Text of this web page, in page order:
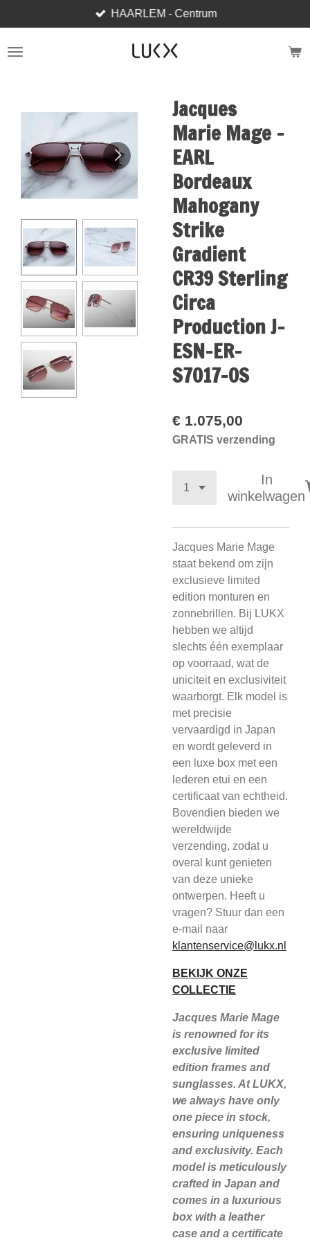
direct
naar
HAARLEM - Centrum
Jacques
Marie Mage -
EARL
Bordeaux
Mahogany
Strike
Gradient
CR39 Sterling
Circa
Production J-
ESN-ER-
S7017-OS
€ 1.075,00
GRATIS verzending
In
winkelwagen
Jacques Marie Mage
staat bekend om zijn
exclusieve limited
edition monturen en
zonnebrillen. Bij LUKX
hebben we altijd
slechts één exemplaar
op voorraad, wat de
uniciteit en exclusiviteit
waarborgt. Elk model is
met precisie
vervaardigd in Japan
en wordt geleverd in
een luxe box met een
lederen etui en een
certificaat van echtheid.
Bovendien bieden we
wereldwijde
verzending, zodat u
overal kunt genieten
van deze unieke
ontwerpen. Heeft u
vragen? Stuur dan een
e-mail naar
klantenservice@lukx.nl
BEKIJK ONZE
COLLECTIE
Jacques Marie Mage
is renowned for its
exclusive limited
edition frames and
sunglasses. At LUKX,
we always have only
one piece in stock,
ensuring uniqueness
and exclusivity. Each
model is meticulously
crafted in Japan and
comes in a luxurious
box with a leather
case and a certificate